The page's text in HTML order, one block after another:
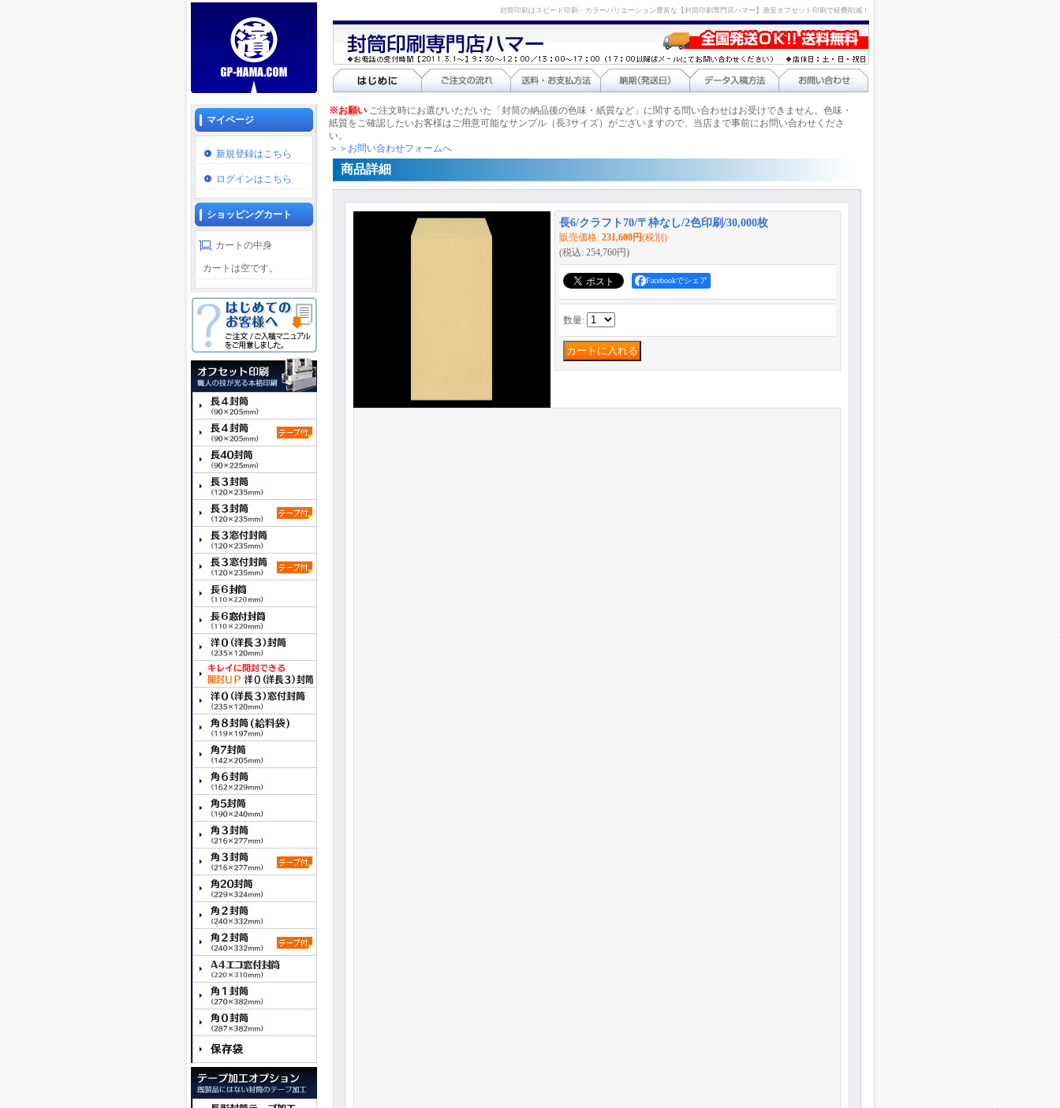
封筒印刷はスピード印刷・カラーバリエーション豊富な【封筒印刷専門店ハマー】激安オフセット印刷で経費削減！
マイページ
新規登録はこちら
ログインはこちら
ショッピングカート
カートの中身
カートは空です。
※お願い ご注文時にお選びいただいた「封筒の納品後の色味・紙質など」に関する問い合わせはお受けできません。色味・
紙質をご確認したいお客様はご用意可能なサンプル（長3サイズ）がございますので、当店まで事前にお問い合わせくださ
い。
＞＞ お問い合わせフォームへ
商品詳細
長6/クラフト70/〒枠なし/2色印刷/30,000枚
販売価格: 231,600円(税別)
(税込: 254,760円)
Facebookでシェア
数量: